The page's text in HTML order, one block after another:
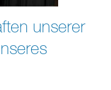
unserer